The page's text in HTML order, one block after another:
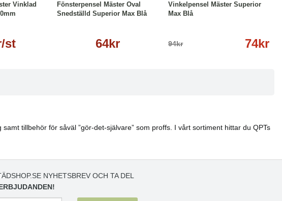
Vinklad
st
Fönsterpensel Mäster Oval
Snedställd Superior Max Blå
64kr
Vinkelpensel Mäster Superior
Max Blå
94kr 74kr
tillbehör för såväl ”gör-det-självare” som proffs. I vårt sortiment hittar du QPTs
NYHETSBREV OCH TA DEL